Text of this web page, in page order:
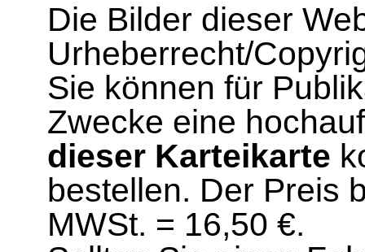
Die Bilder dieser
Urheberrecht/
Sie können für
Zwecke eine
dieser Karteikarte
bestellen. Der Preis
MWSt. = 16,50 €.